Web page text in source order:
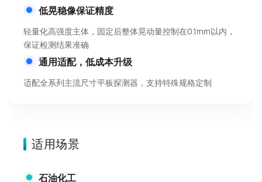
低晃稳像保证精度
轻量化高强度主体，固定后整体晃动量控制在0.1mm以内，
保证检测结果准确
通用适配，低成本升级
适配全系列主流尺寸平板探测器，支持特殊规格定制
适用场景
石油化工